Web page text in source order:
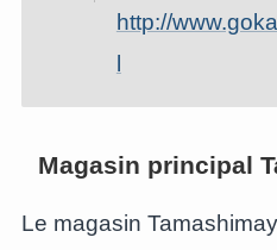
http://
Magasin principal
Le magasin